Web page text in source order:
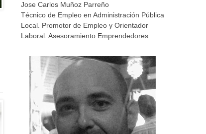
Jose Carlos Muñoz Parreño
Técnico de Empleo en Administración Pública
Local. Promotor de Empleo y Orientador
Laboral. Asesoramiento Emprendedores